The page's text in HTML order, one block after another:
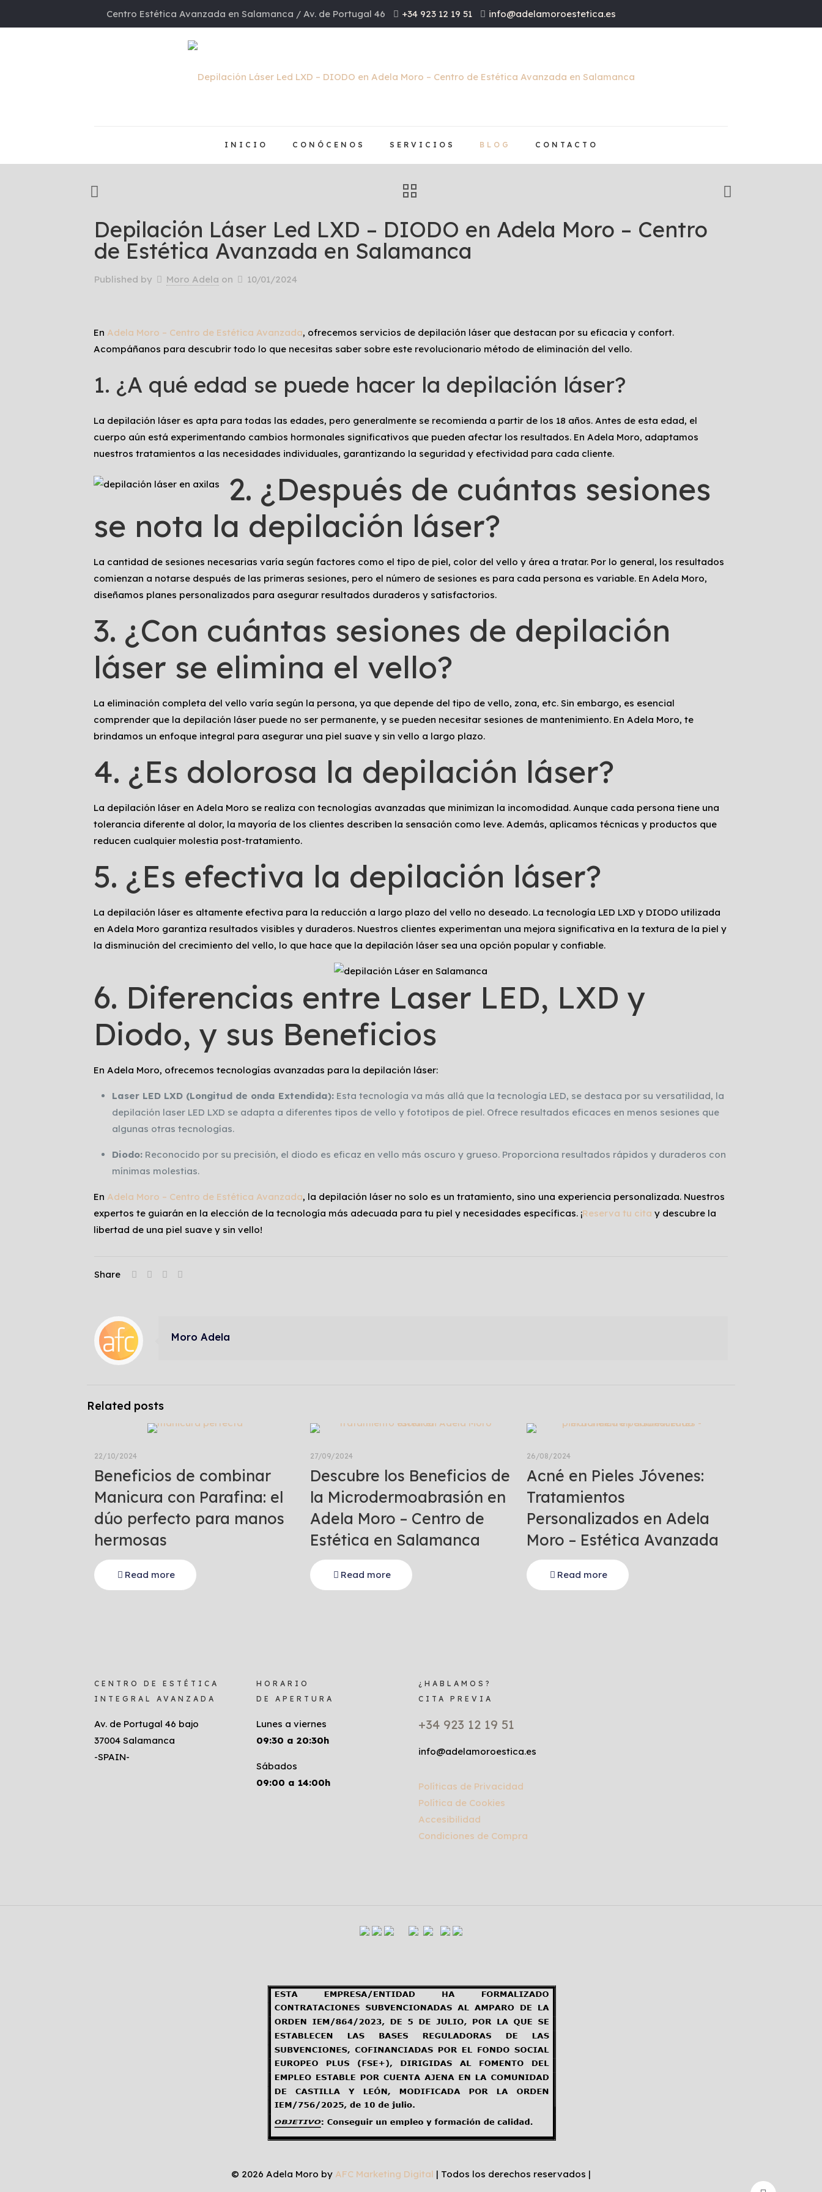
Centro Estética Avanzada en Salamanca / Av. de Portugal 46 +34 923 12 19 51 info@adelamoroestetica.es
INICIO CONÓCENOS SERVICIOS BLOG CONTACTO
Depilación Láser Led LXD – DIODO en Adela Moro – Centro
de Estética Avanzada en Salamanca
Published by Moro Adela on 10/01/2024
En Adela Moro – Centro de Estética Avanzada, ofrecemos servicios de depilación láser que destacan por su eficacia y confort.
Acompáñanos para descubrir todo lo que necesitas saber sobre este revolucionario método de eliminación del vello.
1. ¿A qué edad se puede hacer la depilación láser?
La depilación láser es apta para todas las edades, pero generalmente se recomienda a partir de los 18 años. Antes de esta edad, el
cuerpo aún está experimentando cambios hormonales significativos que pueden afectar los resultados. En Adela Moro, adaptamos
nuestros tratamientos a las necesidades individuales, garantizando la seguridad y efectividad para cada cliente.
2. ¿Después de cuántas sesiones
se nota la depilación láser?
La cantidad de sesiones necesarias varía según factores como el tipo de piel, color del vello y área a tratar. Por lo general, los resultados
comienzan a notarse después de las primeras sesiones, pero el número de sesiones es para cada persona es variable. En Adela Moro,
diseñamos planes personalizados para asegurar resultados duraderos y satisfactorios.
3. ¿Con cuántas sesiones de depilación
láser se elimina el vello?
La eliminación completa del vello varía según la persona, ya que depende del tipo de vello, zona, etc. Sin embargo, es esencial
comprender que la depilación láser puede no ser permanente, y se pueden necesitar sesiones de mantenimiento. En Adela Moro, te
brindamos un enfoque integral para asegurar una piel suave y sin vello a largo plazo.
4. ¿Es dolorosa la depilación láser?
La depilación láser en Adela Moro se realiza con tecnologías avanzadas que minimizan la incomodidad. Aunque cada persona tiene una
tolerancia diferente al dolor, la mayoría de los clientes describen la sensación como leve. Además, aplicamos técnicas y productos que
reducen cualquier molestia post-tratamiento.
5. ¿Es efectiva la depilación láser?
La depilación láser es altamente efectiva para la reducción a largo plazo del vello no deseado. La tecnología LED LXD y DIODO utilizada
en Adela Moro garantiza resultados visibles y duraderos. Nuestros clientes experimentan una mejora significativa en la textura de la piel y
la disminución del crecimiento del vello, lo que hace que la depilación láser sea una opción popular y confiable.
6. Diferencias entre Laser LED, LXD y
Diodo, y sus Beneficios
En Adela Moro, ofrecemos tecnologías avanzadas para la depilación láser:
Laser LED LXD (Longitud de onda Extendida):Esta tecnología va más allá que la tecnología LED, se destaca por su versatilidad, la
depilación laser LED LXD se adapta a diferentes tipos de vello y fototipos de piel. Ofrece resultados eficaces en menos sesiones que
algunas otras tecnologías.
Diodo:Reconocido por su precisión, el diodo es eficaz en vello más oscuro y grueso. Proporciona resultados rápidos y duraderos con
mínimas molestias.
En Adela Moro – Centro de Estética Avanzada, la depilación láser no solo es un tratamiento, sino una experiencia personalizada. Nuestros
expertos te guiarán en la elección de la tecnología más adecuada para tu piel y necesidades específicas. ¡Reserva tu cita y descubre la
libertad de una piel suave y sin vello!
Share
Moro Adela
Related posts
22/10/2024
Beneficios de combinar
Manicura con Parafina: el
dúo perfecto para manos
hermosas
Read more
27/09/2024
Descubre los Beneficios de
la Microdermoabrasión en
Adela Moro – Centro de
Estética en Salamanca
Read more
26/08/2024
Acné en Pieles Jóvenes:
Tratamientos
Personalizados en Adela
Moro – Estética Avanzada
Read more
CENTRO DE ESTÉTICA
INTEGRAL AVANZADA
Av. de Portugal 46 bajo
37004 Salamanca
-SPAIN-
HORARIO
DE APERTURA
Lunes a viernes
09:30 a 20:30h
Sábados
09:00 a 14:00h
¿HABLAMOS?
CITA PREVIA
+34 923 12 19 51
info@adelamoroestica.es
Políticas de Privacidad
Política de Cookies
Accesibilidad
Condiciones de Compra
© 2026 Adela Moro by AFC Marketing Digital | Todos los derechos reservados |